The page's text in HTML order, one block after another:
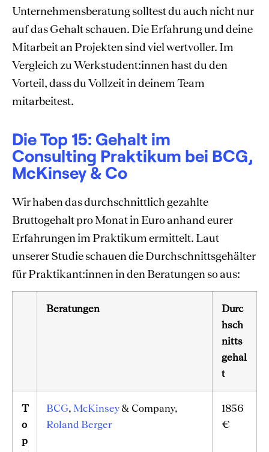
Unternehmensberatung solltest du auch nicht nur
auf das Gehalt schauen. Die Erfahrung und deine
Mitarbeit an Projekten sind viel wertvoller. Im
Vergleich zu Werkstudent:innen hast du den
Vorteil, dass du Vollzeit in deinem Team
mitarbeitest.
Die Top 15: Gehalt im
Consulting Praktikum bei BCG,
McKinsey & Co
Wir haben das durchschnittlich gezahlte
Bruttogehalt pro Monat in Euro anhand eurer
Erfahrungen im Praktikum ermittelt. Laut
unserer Studie schauen die Durchschnittsgehälter
für Praktikant:innen in den Beratungen so aus:
Beratungen
Durc
hsch
nitts
gehal
t
T
o
p
BCG, McKinsey & Company,
Roland Berger
1856
€